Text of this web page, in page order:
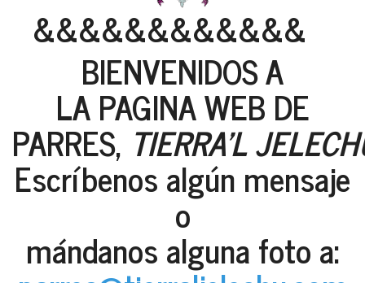
&&&&&&&&&&&&
BIENVENIDOS A
LA PAGINA WEB DE
PARRES, TIERRA'L
Escríbenos algún mensaje
o
mándanos alguna foto a: